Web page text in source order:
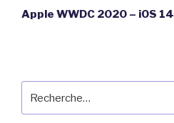
suivant
Apple WWDC 2020 – iOS 14
pour